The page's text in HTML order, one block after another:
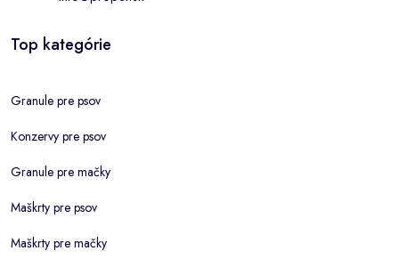
Top kategórie
Granule pre psov
Konzervy pre psov
Granule pre mačky
Maškrty pre psov
Maškrty pre mačky